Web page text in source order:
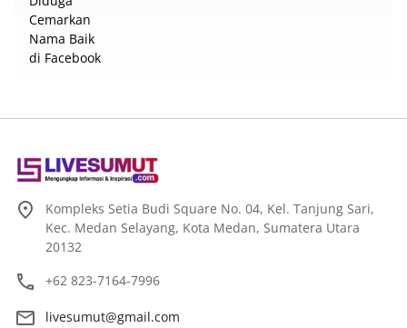
Kompleks Setia Budi Square No. 04, Kel. Tanjung Sari,
Kec. Medan Selayang, Kota Medan, Sumatera Utara
20132
+62 823-7164-7996
livesumut@gmail.com